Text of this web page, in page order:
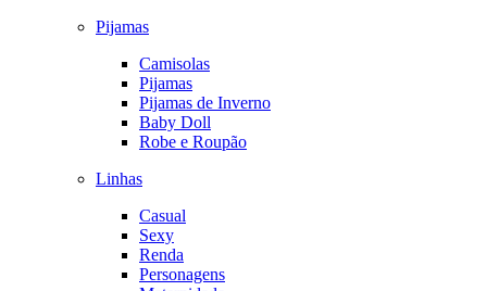
Pijamas
Camisolas
Pijamas
Pijamas de Inverno
Baby Doll
Robe e Roupão
Linhas
Casual
Sexy
Renda
Personagens